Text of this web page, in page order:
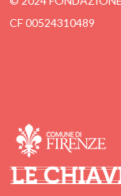
CF 00524310489